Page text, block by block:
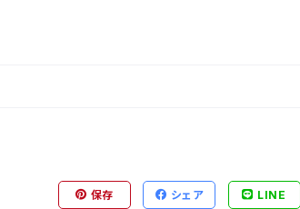
保存 シェア LINE